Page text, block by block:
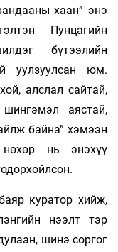
хаан” энэ
Пунцагийн
бүтээлийн
уулзуулсан юм.
алслал сайтай,
аястай,
байна” хэмээн
нь энэхүү
куратор хийж,
нээлт тэр
шинэ соргог